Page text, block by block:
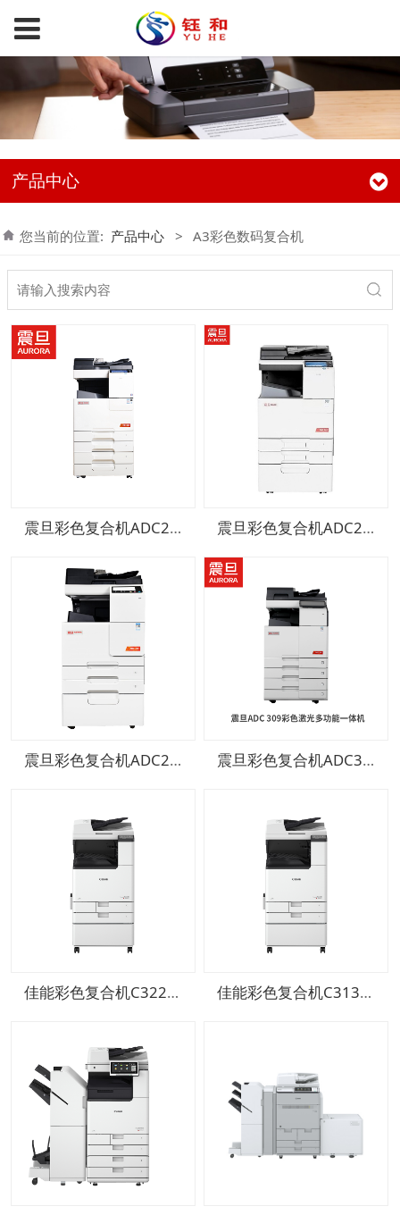
产品中心
您当前的位置: 产品中心 > A3彩色数码复合机
震旦彩色复合机ADC225 震旦彩色复合机ADC265
震旦彩色复合机ADC289 震旦彩色复合机ADC309
佳能彩色复合机C3222L 佳能彩色复合机C3130L